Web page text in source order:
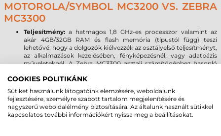
MOTOROLA/SYMBOL MC3200 VS. ZEBRA
MC3300
Teljesítmény: a hatmagos 1,8 GHz-es processzor valamint az
akár 4GB/32GB RAM és flash memória (típustól függ) teszi
lehetővé, hogy a dolgozók kiélvezzék az osztályelső teljesítményt,
az alkalmazások kezelésében, fényképezésnél, vagy adatbázis
műveleteknél. A Zebra MC3300 asztali számítógéphez hasonló
alkalmazások esetén is.
Operációs rendszer:
2020-ban megszűnik a Microsoft Windows
mobil operációs rendszerek támogatása, így az új OS forradalmi
hullám már a 24 órába lépett. A Zebra MC3300 terminálon a
legújabb Android 7.0 rendszer lehetővé teszi, hogy a programok
kihasználják a legújabb fejlesztéseket, beleértve a fokozott
COOKIES POLITIKÁNK
Sütiket használunk látogatóink elemzésére, weboldalunk
fejlesztésére, személyre szabott tartalom megjelenítésére és
nagyszerű weboldalélmény biztosítására. Az általunk használt sütikkel
kapcsolatos további információkért nyissa meg a beállításokat.